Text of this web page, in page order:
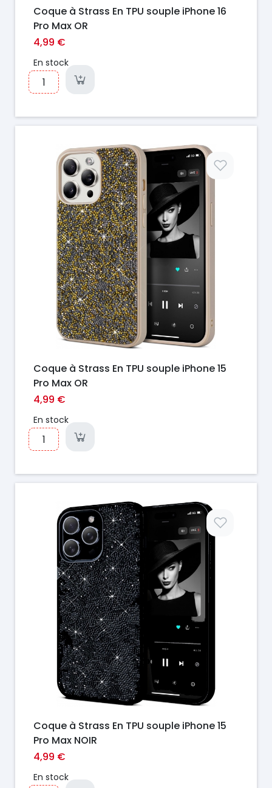
Coque à Strass En TPU souple iPhone 16
Pro Max OR
4,99 €
En stock
Coque à Strass En TPU souple iPhone 15
Pro Max OR
4,99 €
En stock
Coque à Strass En TPU souple iPhone 15
Pro Max NOIR
4,99 €
En stock